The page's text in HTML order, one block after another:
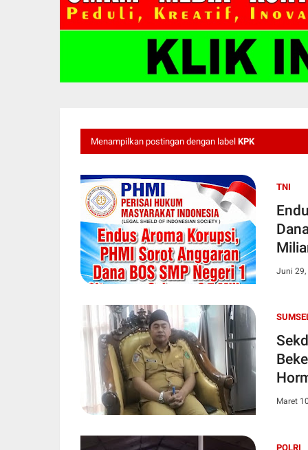
Menampilkan postingan dengan label KPK
TNI
Juni 29,
Maret
POLRI